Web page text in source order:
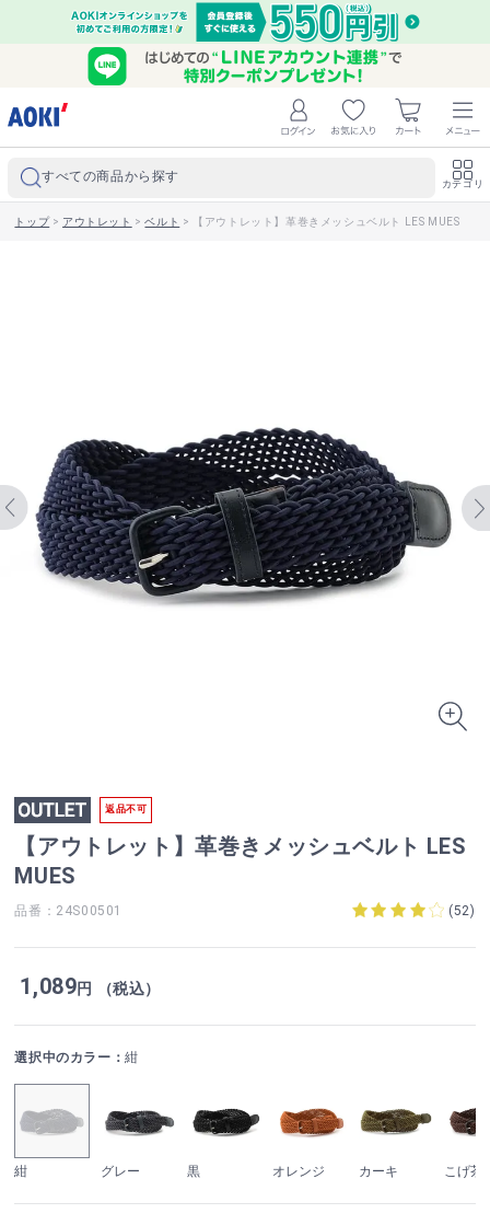
すべての商品から探す カテゴリ
トップ> アウトレット >ベルト > 【アウトレット】革巻きメッシュベルト LES MUES
返品不可
【アウトレット】革巻きメッシュベルト LES
MUES
品番：24S00501 (52)
1,089円 （税込）
選択中のカラー：紺
紺 グレー 黒 オレンジ カーキ こげ茶